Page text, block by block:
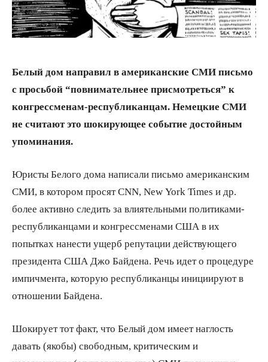
Белый дом направил в американские СМИ письмо
с просьбой “повнимательнее присмотреться” к
конгрессменам-республиканцам. Немецкие СМИ
не считают это шокирующее событие достойным
упоминания.
Юристы Белого дома написали письмо американским
СМИ, в котором просят CNN, New York Times и др.
более активно следить за влиятельными политиками-
республиканцами и конгрессменами США в их
попытках нанести ущерб репутации действующего
президента США Джо Байдена. Речь идет о процедуре
импичмента, которую республиканцы инициируют в
отношении Байдена.
Шокирует тот факт, что Белый дом имеет наглость
давать (якобы) свободным, критическим и